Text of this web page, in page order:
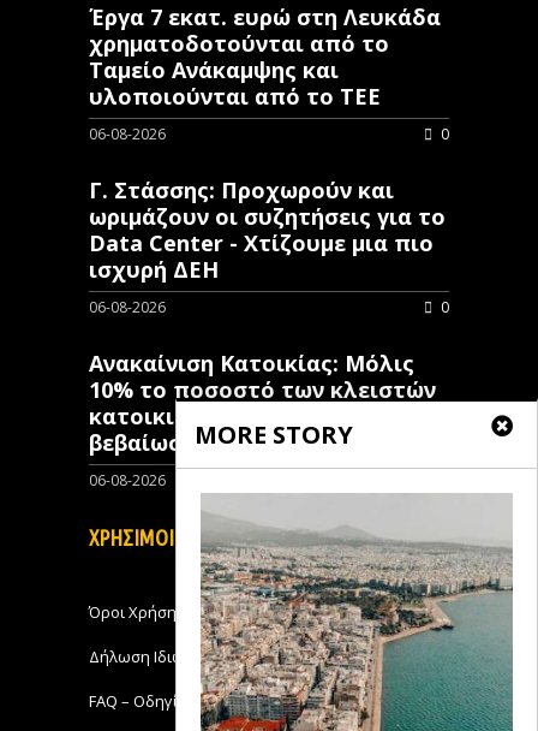
MORE STORY
Έργα 7 εκατ. ευρώ στη Λευκάδα
χρηματοδοτούνται από το
Ταμείο Ανάκαμψης και
υλοποιούνται από το ΤΕΕ
06-08-2026 0
Γ. Στάσσης: Προχωρούν και
ωριμάζουν οι συζητήσεις για το
Data Center - Χτίζουμε μια πιο
ισχυρή ΔΕΗ
06-08-2026 0
Ανακαίνιση Κατοικίας: Μόλις
10% το ποσοστό των κλειστών
κατοικιών που έχουν λάβει
βεβαίωση ένταξης
06-08-2026
ΧΡΗΣΙΜΟΙ ΣΥΝΔΕΣΜΟΙ
Όροι Χρήσης
Δήλωση Ιδιωτικότητας
FAQ – Οδηγίες Χρήσης